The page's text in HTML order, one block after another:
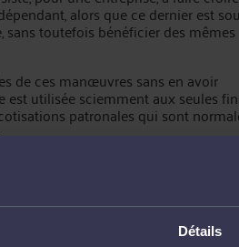
Détails
alors que ce dernier est
sans toutefois bénéficier des mêmes
de ces manœuvres sans en avoir
utilisée sciemment aux seules
patronales qui sont
que de faire appel à un auto-
sociales que cela engendre.
pas autonome et qui exerce ses
des mêmes avantages que ce